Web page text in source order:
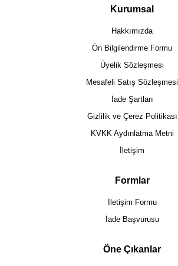
Kurumsal
Hakkımızda
Ön Bilgilendirme Formu
Üyelik Sözleşmesi
Mesafeli Satış Sözleşmesi
İade Şartları
Gizlilik ve Çerez Politikası
KVKK Aydınlatma Metni
İletişim
Formlar
İletişim Formu
İade Başvurusu
Öne Çıkanlar